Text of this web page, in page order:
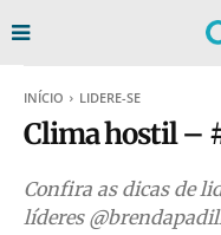
INÍCIO LIDERE-SE
Clima hostil –
Confira as dicas de
líderes